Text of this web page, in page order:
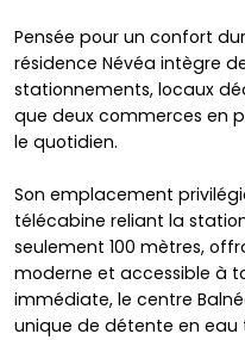
Pensée pour un confort
résidence Névéa intègre
stationnements, locaux
que deux commerces en
le quotidien.
Son emplacement
télécabine reliant la
seulement 100 mètres,
moderne et accessible à
immédiate, le centre
unique de détente en eau